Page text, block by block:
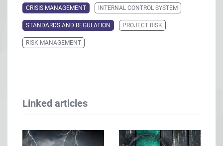
CRISIS MANAGEMENT INTERNAL CONTROL SYSTEM
STANDARDS AND REGULATION PROJECT RISK
RISK MANAGEMENT
Linked articles